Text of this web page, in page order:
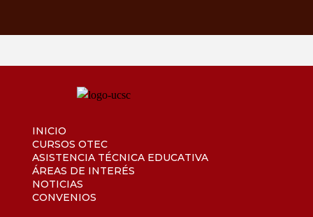
INICIO
CURSOS OTEC
ASISTENCIA TÉCNICA EDUCATIVA
ÁREAS DE INTERÉS
NOTICIAS
CONVENIOS